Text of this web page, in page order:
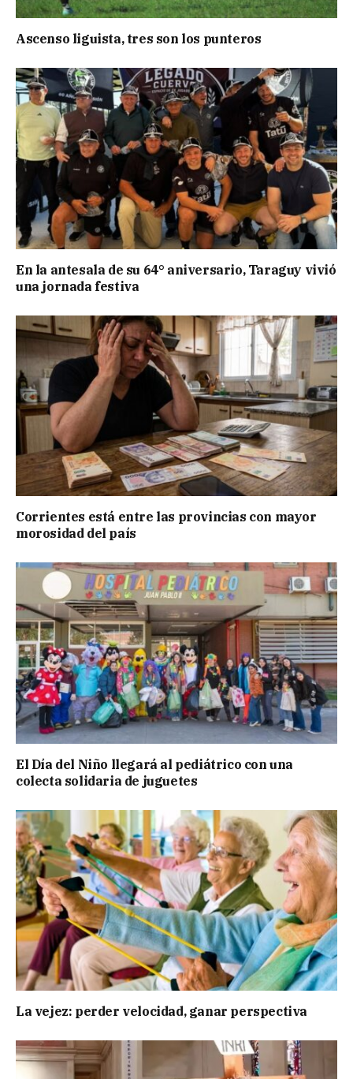
Ascenso liguista, tres son los punteros
En la antesala de su 64° aniversario, Taraguy vivió
una jornada festiva
Corrientes está entre las provincias con mayor
morosidad del país
El Día del Niño llegará al pediátrico con una
colecta solidaria de juguetes
La vejez: perder velocidad, ganar perspectiva